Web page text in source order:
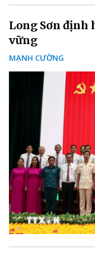
Long Sơn định
vững
MẠNH CƯỜNG